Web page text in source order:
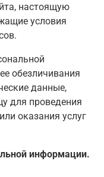
настоящую
условия
обезличивания
данные,
для проведения
оказания услуг
информации.